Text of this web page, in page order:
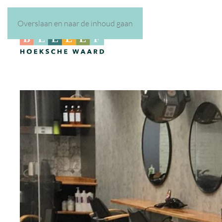
Overslaan en naar de inhoud gaan